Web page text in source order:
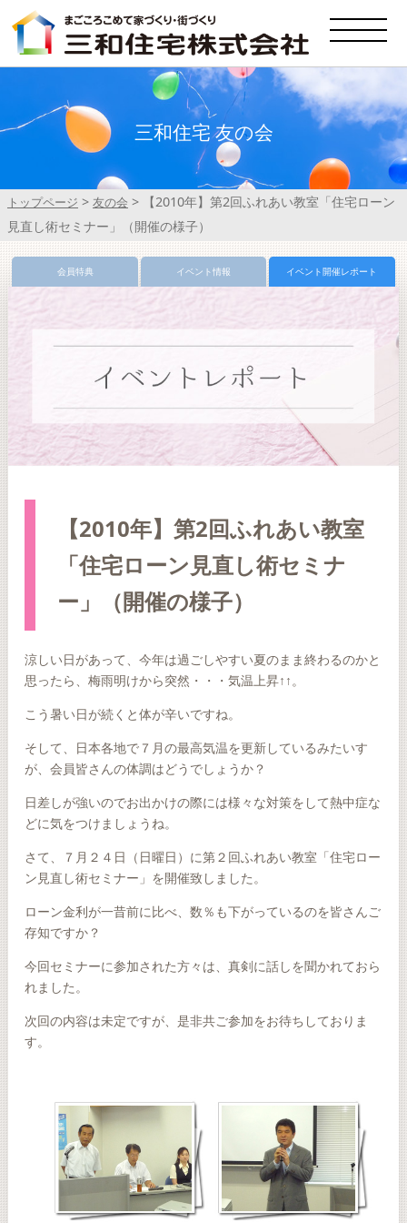
三和住宅 友の会
トップページ > 友の会 >
【2010年】第2回ふれあい教室「住宅ローン
見直し術セミナー」（開催の様子）
会員特典 イベント情報 イベント開催レポート
【2010年】第2回ふれあい教室
「住宅ローン見直し術セミナ
ー」（開催の様子）
涼しい日があって、今年は過ごしやすい夏のまま終わるのかと
思ったら、梅雨明けから突然・・・気温上昇↑↑。
こう暑い日が続くと体が辛いですね。
そして、日本各地で７月の最高気温を更新しているみたいす
が、会員皆さんの体調はどうでしょうか？
日差しが強いのでお出かけの際には様々な対策をして熱中症な
どに気をつけましょうね。
さて、７月２４日（日曜日）に第２回ふれあい教室「住宅ロー
ン見直し術セミナー」を開催致しました。
ローン金利が一昔前に比べ、数％も下がっているのを皆さんご
存知ですか？
今回セミナーに参加された方々は、真剣に話しを聞かれておら
れました。
次回の内容は未定ですが、是非共ご参加をお待ちしておりま
す。